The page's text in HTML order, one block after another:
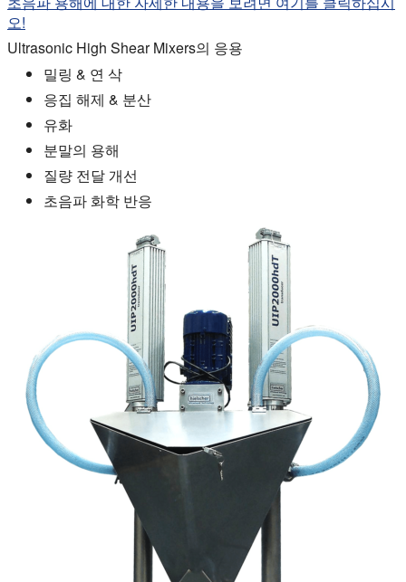
오!
Ultrasonic High Shear Mixers의 응용
밀링 & 연 삭
응집 해제 & 분산
유화
분말의 용해
질량 전달 개선
초음파 화학 반응